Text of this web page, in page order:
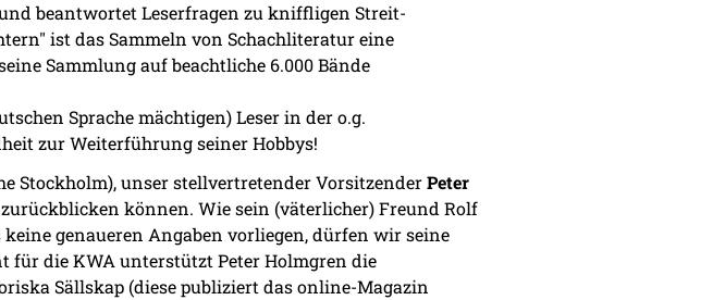
beantwortet Leserfragen zu kniffligen Streit-
ist das Sammeln von Schachliteratur eine
Sammlung auf beachtliche 6.000 Bände
Sprache mächtigen) Leser in der o.g.
zur Weiterführung seiner Hobbys!
Stockholm), unser stellvertretender VorsitzenderPeter
können. Wie sein (väterlicher) Freund Rolf
genaueren Angaben vorliegen, dürfen wir seine
für die KWA unterstützt Peter Holmgren die
Sällskap (diese publiziert das online-Magazin